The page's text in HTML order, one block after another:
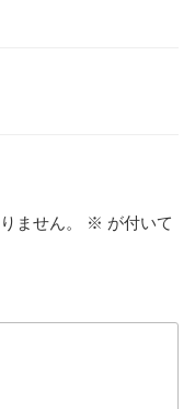
ません。 ※ が付いて